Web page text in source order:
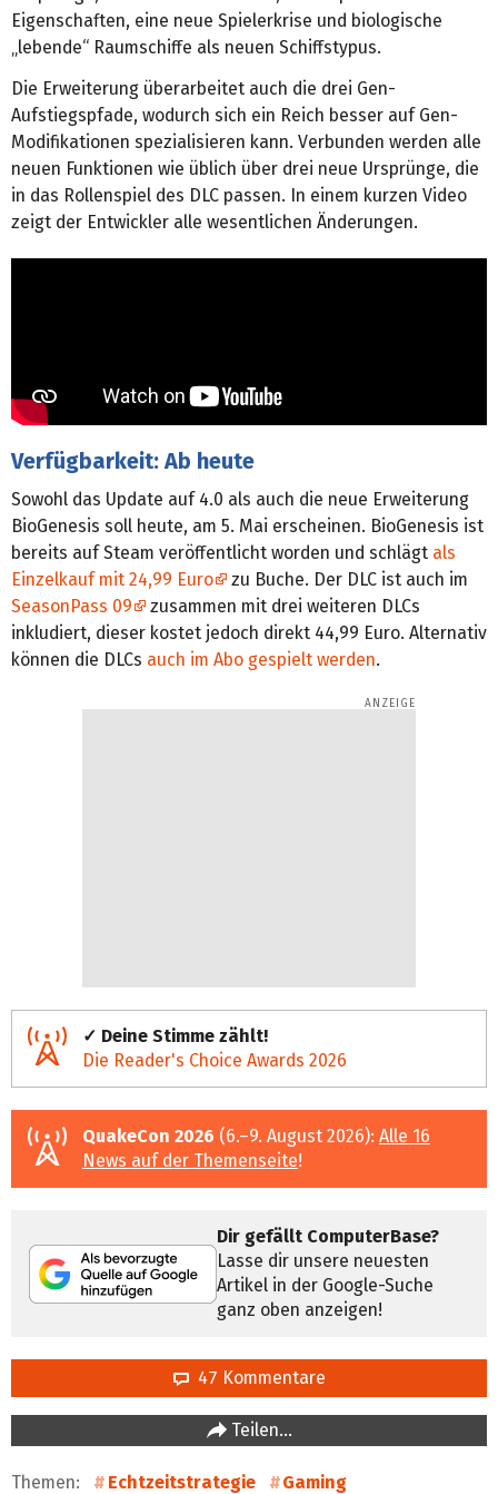
Eigenschaften, eine neue Spielerkrise und biologische
„lebende“ Raumschiffe als neuen Schiffstypus.
Die Erweiterung überarbeitet auch die drei Gen-
Aufstiegspfade, wodurch sich ein Reich besser auf Gen-
Modifikationen spezialisieren kann. Verbunden werden alle
neuen Funktionen wie üblich über drei neue Ursprünge, die
in das Rollenspiel des DLC passen. In einem kurzen Video
zeigt der Entwickler alle wesentlichen Änderungen.
Verfügbarkeit: Ab heute
Sowohl das Update auf 4.0 als auch die neue Erweiterung
BioGenesis soll heute, am 5. Mai erscheinen. BioGenesis ist
bereits auf Steam veröffentlicht worden und schlägt als
Einzelkauf mit 24,99 Euro
zu Buche. Der DLC ist auch im
SeasonPass 09
zusammen mit drei weiteren DLCs
inkludiert, dieser kostet jedoch direkt 44,99 Euro. Alternativ
können die DLCs auch im Abo gespielt werden.
✓ Deine Stimme zählt!
Die Reader's Choice Awards 2026
QuakeCon 2026 (6.–9. August 2026): Alle 16
News auf der Themenseite!
Dir gefällt ComputerBase?
Lasse dir unsere neuesten
Artikel in der Google-Suche
ganz oben anzeigen!
47 Kommentare
Teilen…
Themen: Echtzeitstrategie
Gaming